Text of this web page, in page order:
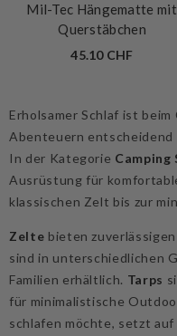
Ausverkauft
Ausverkauft
MFH
MFH Hängematten-
Underquilt
Mil-Tec Hängematte mit
Querstäbchen
45.10 CHF
Erholsamer Schlaf ist
Abenteuern
In der Kategorie Camping
Ausrüstung für
klassischen Zelt bis zur
Zelte bieten
sind in unterschiedlichen
Familien erhältlich. Tarps
für minimalistische
schlafen möchte, setzt auf